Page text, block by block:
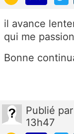
il avance
qui me
Bonne
Publié par
13h47